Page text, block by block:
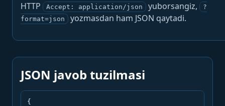
HTTP
Accept: application/json yuborsangiz,
?
format=json
yozmasdan ham JSON qaytadi.
JSON javob tuzilmasi
{